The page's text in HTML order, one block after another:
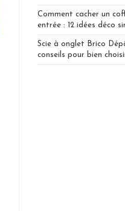
Comment cacher un
entrée : 12 idées déco
Scie à onglet Brico
conseils pour bien